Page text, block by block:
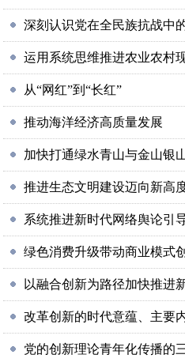
深刻认识党在全民族抗战中
运用系统思维推进农业农村
从“网红”到“长红”
推动海洋经济高质量发展
加快打通绿水青山与金山银
推进生态文明建设迈向新高
系统推进新时代网络舆论引
绿色消费升级带动商业模式
以融合创新为路径加快推进
改革创新的时代意蕴、主要
党的创新理论青年化传播的